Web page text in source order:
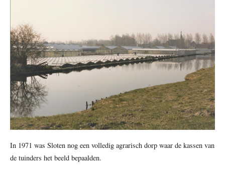
In 1971 was Sloten nog een volledig agrarisch dorp waar de kassen van
de tuinders het beeld bepaalden.